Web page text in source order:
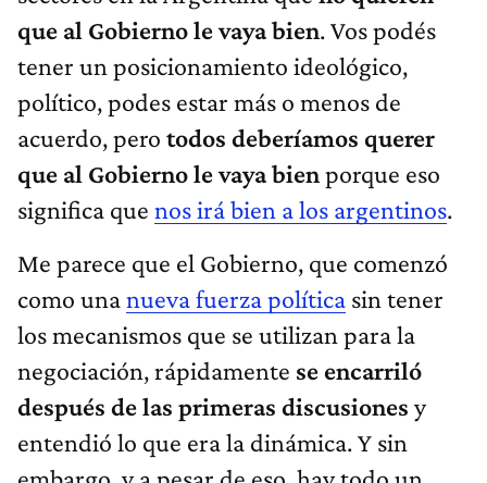
que al Gobierno le vaya bien. Vos podés
tener un posicionamiento ideológico,
político, podes estar más o menos de
acuerdo, pero todos deberíamos querer
que al Gobierno le vaya bienporque eso
significa que nos irá bien a los argentinos.
Me parece que el Gobierno, que comenzó
como unanueva fuerza política sin tener
los mecanismos que se utilizan para la
negociación, rápidamente se encarriló
después de las primeras discusiones y
entendió lo que era la dinámica. Y sin